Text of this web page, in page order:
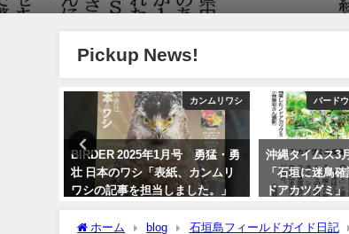
Pickup News!
カンムリワシ
BIRDER 2025年1月号 勇猛・勇
壮 日本のワシ「表紙、カンムリ
ワシの記事を担当しました。」
バード
沖縄タイムス3
「石垣に迷
ドアカツグミ」
ホーム blog 石垣島フィールドガイド日記